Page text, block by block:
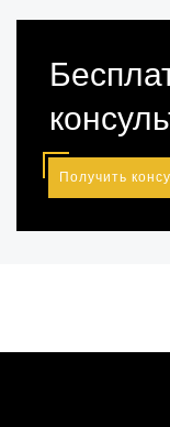
Получить